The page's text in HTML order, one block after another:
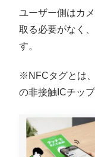
ユーザー側はカ
取る必要がなく
す。
※NFCタグとは
の非接触ICチッ